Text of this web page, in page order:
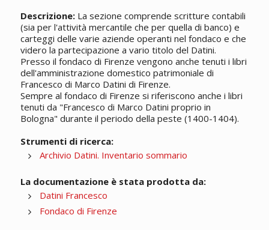
Descrizione:La sezione comprende scritture contabili
(sia per l'attività mercantile che per quella di banco) e
carteggi delle varie aziende operanti nel fondaco e che
videro la partecipazione a vario titolo del Datini.
Presso il fondaco di Firenze vengono anche tenuti i libri
dell'amministrazione domestico patrimoniale di
Francesco di Marco Datini di Firenze.
Sempre al fondaco di Firenze si riferiscono anche i libri
tenuti da "Francesco di Marco Datini proprio in
Bologna" durante il periodo della peste (1400-1404).
Strumenti di ricerca:
Archivio Datini. Inventario sommario
La documentazione è stata prodotta da:
Datini Francesco
Fondaco di Firenze